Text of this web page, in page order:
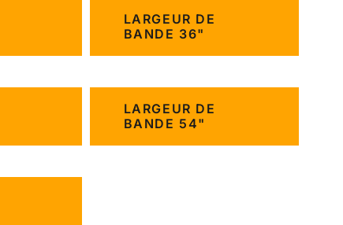
LARGEUR DE
BANDE 36"
LARGEUR DE
BANDE 54"